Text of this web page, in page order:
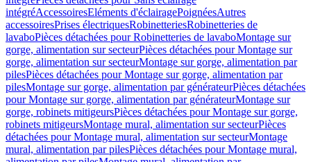
intégréAccessoiresEléments d'éclairagePoignéesAutres
accessoiresPrises électriquesRobinetteriesRobinetteries de
lavaboPièces détachées pour Robinetteries de lavaboMontage sur
gorge, alimentation sur secteurPièces détachées pour Montage sur
gorge, alimentation sur secteurMontage sur gorge, alimentation par
pilesPièces détachées pour Montage sur gorge, alimentation par
pilesMontage sur gorge, alimentation par générateurPièces détachées
pour Montage sur gorge, alimentation par générateurMontage sur
gorge, robinets mitigeursPièces détachées pour Montage sur gorge,
robinets mitigeursMontage mural, alimentation sur secteurPièces
détachées pour Montage mural, alimentation sur secteurMontage
mural, alimentation par pilesPièces détachées pour Montage mural,